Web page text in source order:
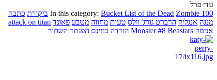
עדי פרל
In this category: Bucket List of the Dead Zombie 100 ביקורת כתבה
מנגה אנגליה הרברט גורג' וולס טעות מחווה מטבע פאונד attack on titan
אנימה
Monster #8 Beastars הורדה בחינם הפנתר השחור